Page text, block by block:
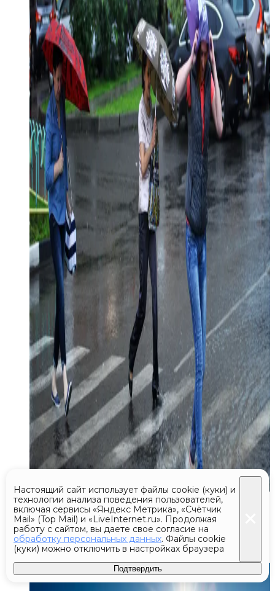
Сегодня 09:22
Силы ПВО уничтожили 97 БПЛА
в Брянской области за сутки
Настоящий сайт использует файлы cookie (куки) и
технологии анализа поведения пользователей,
включая сервисы «Яндекс Метрика», «Счётчик
Mail» (Top Mail) и «LiveInternet.ru». Продолжая
работу с сайтом, вы даете свое согласие на
обработку персональных данных. Файлы cookie
(куки) можно отключить в настройках браузера
Подтвердить